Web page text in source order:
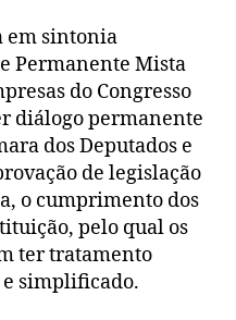
em sintonia
Permanente Mista
do Congresso
diálogo permanente
dos Deputados e
de legislação
o cumprimento dos
pelo qual os
ter tratamento
simplificado.